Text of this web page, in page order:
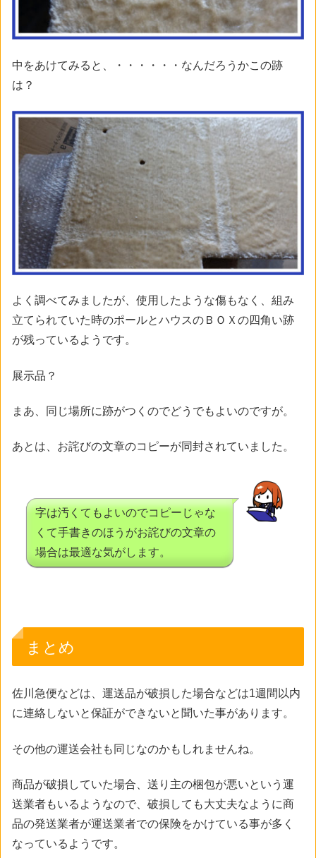
中をあけてみると、・・・・・・なんだろうかこの跡
は？
よく調べてみましたが、使用したような傷もなく、組み
立てられていた時のポールとハウスのＢＯＸの四角い跡
が残っているようです。
展示品？
まあ、同じ場所に跡がつくのでどうでもよいのですが。
あとは、お詫びの文章のコピーが同封されていました。
字は汚くてもよいのでコピーじゃな
くて手書きのほうがお詫びの文章の
場合は最適な気がします。
まとめ
佐川急便などは、運送品が破損した場合などは1週間以内
に連絡しないと保証ができないと聞いた事があります。
その他の運送会社も同じなのかもしれませんね。
商品が破損していた場合、送り主の梱包が悪いという運
送業者もいるようなので、破損しても大丈夫なように商
品の発送業者が運送業者での保険をかけている事が多く
なっているようです。